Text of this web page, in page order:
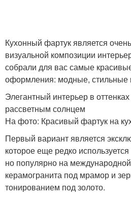
Кухонный фартук является
визуальной композиции
собрали для вас самые
оформления: модные, стильные
Элегантный интерьер в
рассветным солнцем
На фото: Красивый фартук на
Первый вариант является
которое еще редко
но популярно на
керамогранита под мрамор и
тонированием под золото.